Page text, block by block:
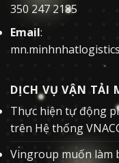
350 247 2185
Email:
DỊCH VỤ VẬN TẢI
Thực hiện tự động
trên Hệ thống
Vingroup muốn làm